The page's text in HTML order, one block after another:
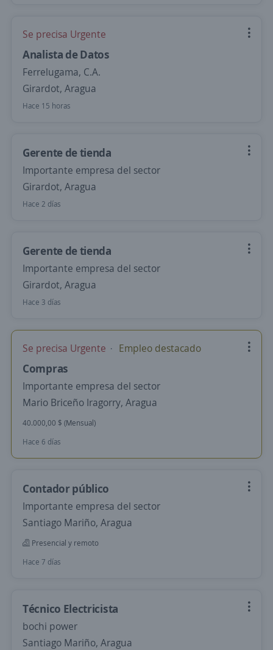
Se precisa Urgente
Analista de Datos
Ferrelugama, C.A.
Girardot, Aragua
Hace 15 horas
Gerente de tienda
Importante empresa del sector
Girardot, Aragua
Hace 2 días
Gerente de tienda
Importante empresa del sector
Girardot, Aragua
Hace 3 días
Se precisa Urgente Empleo destacado
Compras
Importante empresa del sector
Mario Briceño Iragorry, Aragua
40.000,00 $ (Mensual)
Hace 6 días
Contador público
Importante empresa del sector
Santiago Mariño, Aragua
Presencial y remoto
Hace 7 días
Técnico Electricista
bochi power
Santiago Mariño, Aragua